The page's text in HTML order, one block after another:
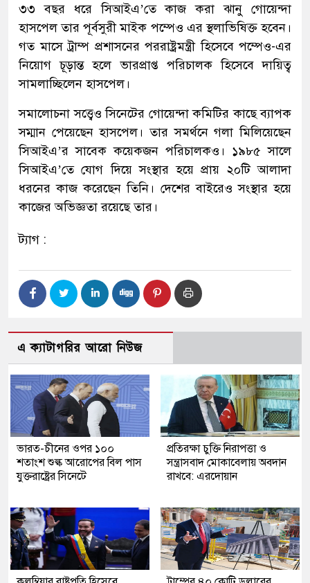
৩৩ বছর ধরে সিআইএ’তে কাজ করা ঝানু গোয়েন্দা
হাসপেল তার পূর্বসুরী মাইক পম্পেও এর স্থলাভিষিক্ত হবেন।
গত মাসে ট্রাম্প প্রশাসনের পররাষ্ট্রমন্ত্রী হিসেবে পম্পেও-এর
নিয়োগ চূড়ান্ত হলে ভারপ্রাপ্ত পরিচালক হিসেবে দায়িত্ব
সামলাচ্ছিলেন হাসপেল।
সমালোচনা সত্ত্বেও সিনেটের গোয়েন্দা কমিটির কাছে ব্যাপক
সম্মান পেয়েছেন হাসপেল। তার সমর্থনে গলা মিলিয়েছেন
সিআইএ’র সাবেক কয়েকজন পরিচালকও। ১৯৮৫ সালে
সিআইএ’তে যোগ দিয়ে সংস্থার হয়ে প্রায় ২০টি আলাদা
ধরনের কাজ করেছেন তিনি। দেশের বাইরেও সংস্থার হয়ে
কাজের অভিজ্ঞতা রয়েছে তার।
ট্যাগ :
এ ক্যাটাগরির আরো নিউজ
ভারত-চীনের ওপর ১০০
শতাংশ শুল্ক আরোপের বিল পাস
যুক্তরাষ্ট্রের সিনেটে
প্রতিরক্ষা চুক্তি নিরাপত্তা ও
সন্ত্রাসবাদ মোকাবেলায় অবদান
রাখবে: এরদোয়ান